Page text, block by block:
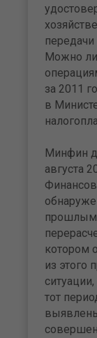
Можно ли
за 2011
в
Минфин
августа
прошлым
котором
из этого
тот